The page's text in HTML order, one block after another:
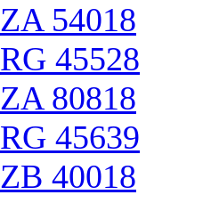
ZA 54018
RG 45528
ZA 80818
RG 45639
ZB 40018